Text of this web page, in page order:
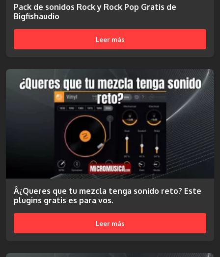
Pack de sonidos Rock y Rock Pop Gratis de
Bigfishaudio
Leer más
Â¿Queres que tu mezcla tenga sonido reto? Este
plugins gratis es para vos.
Leer más